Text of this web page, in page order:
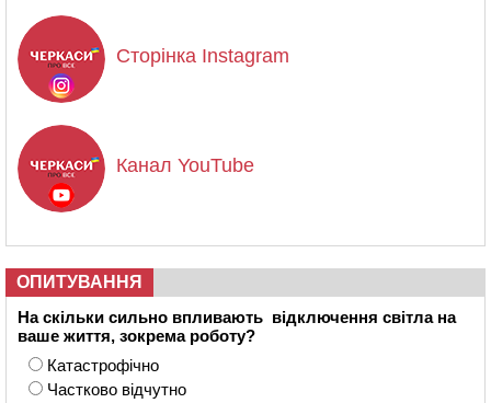
Сторінка Instagram
Канал YouTube
ОПИТУВАННЯ
На скільки сильно впливають відключення світла на
ваше життя, зокрема роботу?
Катастрофічно
Частково відчутно